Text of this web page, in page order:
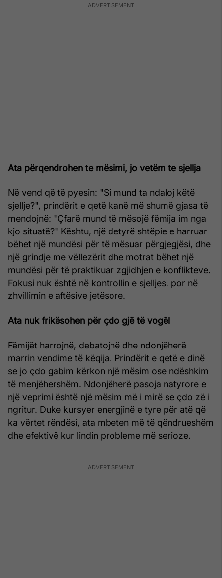
Ata përqendrohen te mësimi, jo vetëm te sjellja
Në vend që të pyesin: "Si mund ta ndaloj këtë
sjellje?", prindërit e qetë kanë më shumë gjasa të
mendojnë: "Çfarë mund të mësojë fëmija im nga
kjo situatë?" Kështu, një detyrë shtëpie e harruar
bëhet një mundësi për të mësuar përgjegjësi, dhe
një grindje me vëllezërit dhe motrat bëhet një
mundësi për të praktikuar zgjidhjen e konflikteve.
Fokusi nuk është në kontrollin e sjelljes, por në
zhvillimin e aftësive jetësore.
Ata nuk frikësohen për çdo gjë të vogël
Fëmijët harrojnë, debatojnë dhe ndonjëherë
marrin vendime të këqija. Prindërit e qetë e dinë
se jo çdo gabim kërkon një mësim ose ndëshkim
të menjëhershëm. Ndonjëherë pasoja natyrore e
një veprimi është një mësim më i mirë se çdo zë i
ngritur. Duke kursyer energjinë e tyre për atë që
ka vërtet rëndësi, ata mbeten më të qëndrueshëm
dhe efektivë kur lindin probleme më serioze.